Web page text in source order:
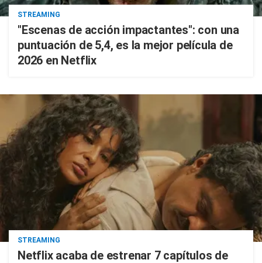
STREAMING
"Escenas de acción impactantes": con una
puntuación de 5,4, es la mejor película de
2026 en Netflix
STREAMING
Netflix acaba de estrenar 7 capítulos de